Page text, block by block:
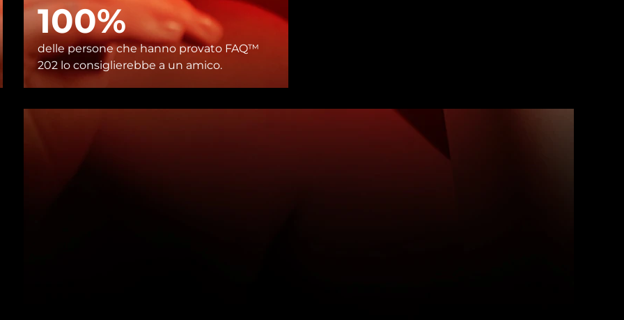
100%
delle persone che hanno provato FAQ™
202 lo consiglierebbe a un amico.